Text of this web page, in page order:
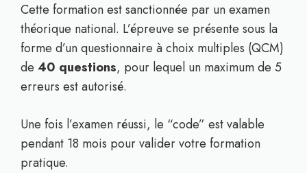
Cette formation est sanctionnée par un examen
théorique national. L’épreuve se présente sous la
forme d’un questionnaire à choix multiples (QCM)
de 40 questions, pour lequel un maximum de 5
erreurs est autorisé.
Une fois l’examen réussi, le “code” est valable
pendant 18 mois pour valider votre formation
pratique.